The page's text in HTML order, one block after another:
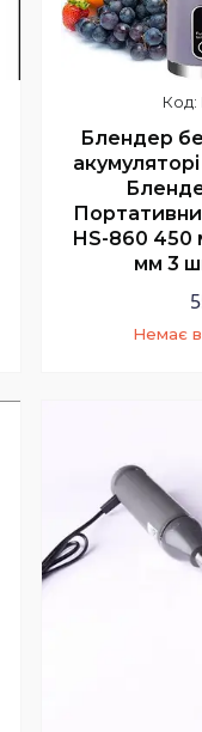
Блендер
HS-860 450
мм 3
Немає в